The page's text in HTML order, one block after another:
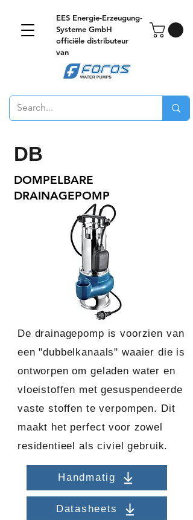
EES Energie-Erzeugung-
Systeme GmbH
officiële distributeur
van
DB
DOMPELBARE
DRAINAGEPOMP
De drainagepomp is voorzien van
een "dubbelkanaals" waaier die is
ontworpen om geladen water en
vloeistoffen met gesuspendeerde
vaste stoffen te verpompen. Dit
maakt het perfect voor zowel
residentieel als civiel gebruik.
Handmatig
Datasheets